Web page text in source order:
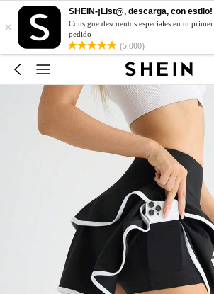
×
SHEIN-¡List@, descarga, con estilo!
Consigue descuentos especiales en tu primer
pedido
(5,000)